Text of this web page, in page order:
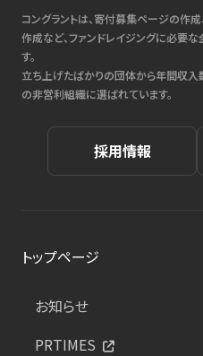
コングラントは、寄付募集ページの作
作成など、ファンドレイジングに必要
す。
立ち上げたばかりの団体から年間収
の非営利組織に選ばれています。
採用情報
トップページ
お知らせ
PRTIMES